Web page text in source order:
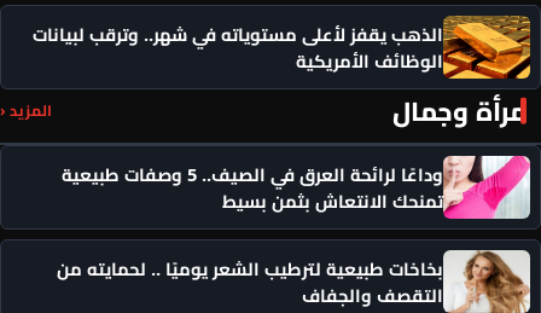
الذهب يقفز لأعلى مستوياته في شهر.. وترقب لبيانات
الوظائف الأمريكية
مرأة وجمال المزيد ‹
وداعًا لرائحة العرق في الصيف.. 5 وصفات طبيعية
تمنحك الانتعاش بثمن بسيط
بخاخات طبيعية لترطيب الشعر يوميًا .. لحمايته من
التقصف والجفاف